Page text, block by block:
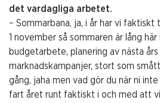
det vardagliga arbetet.
– Sommarbana, ja, i år har vi faktiskt
1 november så sommaren är lång
budgetarbete, planering av nästa
marknadskampanjer, stort som
gång, jaha men vad gör du när ni inte
fart året runt faktiskt i och med att